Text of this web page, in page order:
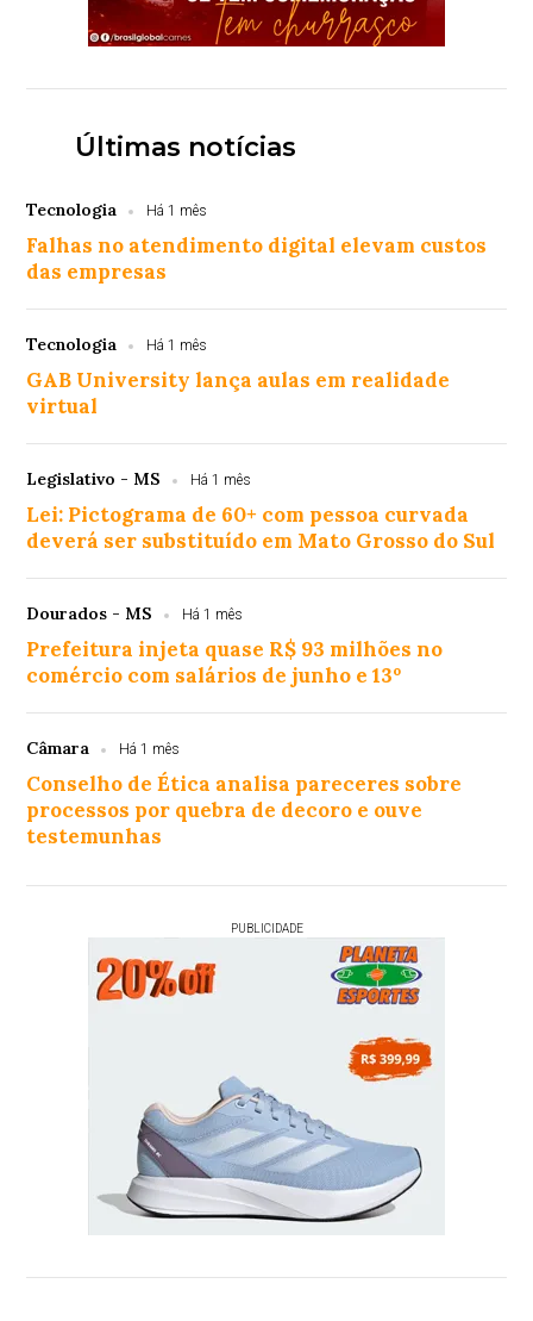
Últimas notícias
Tecnologia Há 1 mês
Falhas no atendimento digital elevam custos
das empresas
Tecnologia Há 1 mês
GAB University lança aulas em realidade
virtual
Legislativo - MS Há 1 mês
Lei: Pictograma de 60+ com pessoa curvada
deverá ser substituído em Mato Grosso do Sul
Dourados - MS Há 1 mês
Prefeitura injeta quase R$ 93 milhões no
comércio com salários de junho e 13º
Câmara Há 1 mês
Conselho de Ética analisa pareceres sobre
processos por quebra de decoro e ouve
testemunhas
PUBLICIDADE